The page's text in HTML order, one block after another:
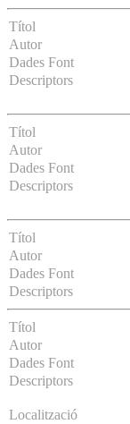
Títol
Autor
Dades Font
Descriptors
Títol
Autor
Dades Font
Descriptors
Títol
Autor
Dades Font
Descriptors
Títol
Autor
Dades Font
Descriptors
Localització